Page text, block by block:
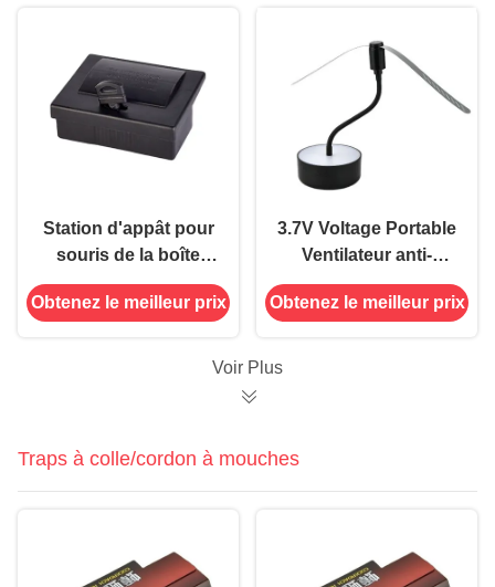
Station d'appât pour
souris de la boîte
noire PP, solution
sûre et efficace pour
rongeurs en 20 jours
Obtenez le meilleur prix
3.7V Voltage Portable
Ventilateur anti-
mouches pour tenir
les mouches à l' écart
Les fêtes de barbecue
Obtenez le meilleur prix
Voir Plus
Traps à colle/cordon à mouches